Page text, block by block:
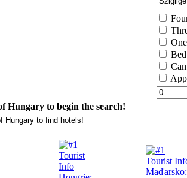
Hungary to begin the search!